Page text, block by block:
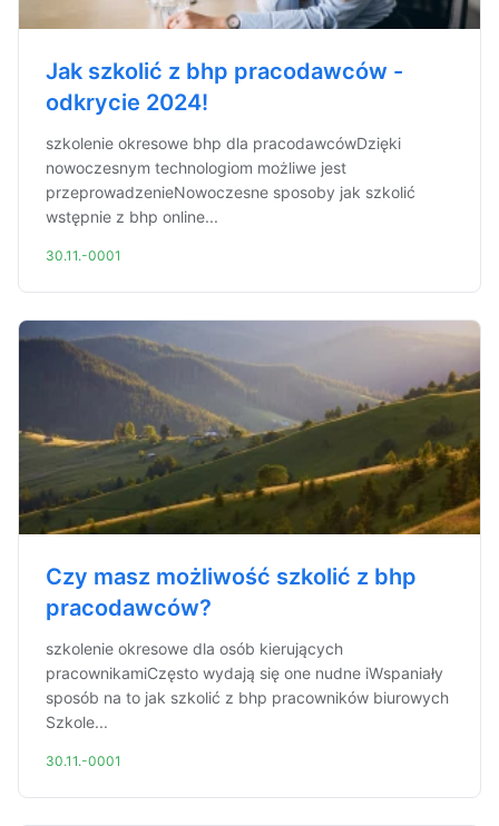
Jak szkolić z bhp pracodawców -
odkrycie 2024!
szkolenie okresowe bhp dla pracodawcówDzięki
nowoczesnym technologiom możliwe jest
przeprowadzenieNowoczesne sposoby jak szkolić
wstępnie z bhp online...
30.11.-0001
Czy masz możliwość szkolić z bhp
pracodawców?
szkolenie okresowe dla osób kierujących
pracownikamiCzęsto wydają się one nudne iWspaniały
sposób na to jak szkolić z bhp pracowników biurowych
Szkole...
30.11.-0001